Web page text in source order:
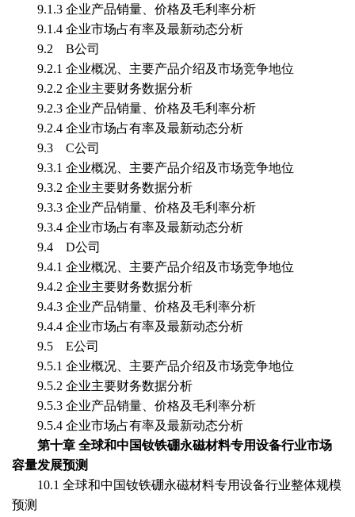
9.1.3 企业产品销量、价格及毛利率分析
9.1.4 企业市场占有率及最新动态分析
9.2 B公司
9.2.1 企业概况、主要产品介绍及市场竞争地位
9.2.2 企业主要财务数据分析
9.2.3 企业产品销量、价格及毛利率分析
9.2.4 企业市场占有率及最新动态分析
9.3 C公司
9.3.1 企业概况、主要产品介绍及市场竞争地位
9.3.2 企业主要财务数据分析
9.3.3 企业产品销量、价格及毛利率分析
9.3.4 企业市场占有率及最新动态分析
9.4 D公司
9.4.1 企业概况、主要产品介绍及市场竞争地位
9.4.2 企业主要财务数据分析
9.4.3 企业产品销量、价格及毛利率分析
9.4.4 企业市场占有率及最新动态分析
9.5 E公司
9.5.1 企业概况、主要产品介绍及市场竞争地位
9.5.2 企业主要财务数据分析
9.5.3 企业产品销量、价格及毛利率分析
9.5.4 企业市场占有率及最新动态分析
第十章 全球和中国钕铁硼永磁材料专用设备行业市场
容量发展预测
10.1 全球和中国钕铁硼永磁材料专用设备行业整体规模
预测